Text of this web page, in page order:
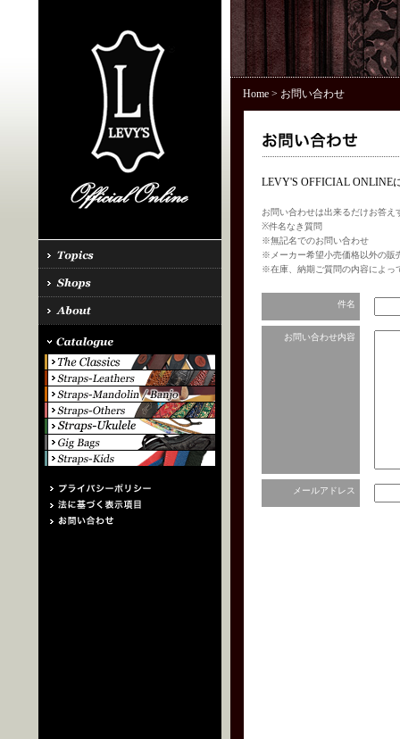
Home> お問い合わせ
LEVY'S OFFICIAL ONLINE
お問い合わせは出来るだけお答
※件名なき質問
※無記名でのお問い合わせ
※メーカー希望小売価格以外の販
※在庫、納期ご質問の内容によっ
件名
お問い合わせ内容
メールアドレス